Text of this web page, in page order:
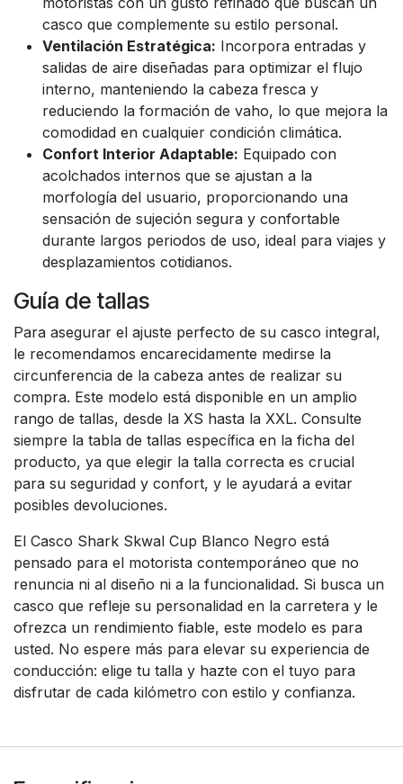
casco que complemente su estilo personal.
Ventilación Estratégica: Incorpora entradas y
salidas de aire diseñadas para optimizar el flujo
interno, manteniendo la cabeza fresca y
reduciendo la formación de vaho, lo que mejora la
comodidad en cualquier condición climática.
Confort Interior Adaptable: Equipado con
acolchados internos que se ajustan a la
morfología del usuario, proporcionando una
sensación de sujeción segura y confortable
durante largos periodos de uso, ideal para viajes y
desplazamientos cotidianos.
Guía de tallas
Para asegurar el ajuste perfecto de su casco integral,
le recomendamos encarecidamente medirse la
circunferencia de la cabeza antes de realizar su
compra. Este modelo está disponible en un amplio
rango de tallas, desde la XS hasta la XXL. Consulte
siempre la tabla de tallas específica en la ficha del
producto, ya que elegir la talla correcta es crucial
para su seguridad y confort, y le ayudará a evitar
posibles devoluciones.
El Casco Shark Skwal Cup Blanco Negro está
pensado para el motorista contemporáneo que no
renuncia ni al diseño ni a la funcionalidad. Si busca un
casco que refleje su personalidad en la carretera y le
ofrezca un rendimiento fiable, este modelo es para
usted. No espere más para elevar su experiencia de
conducción: elige tu talla y hazte con el tuyo para
disfrutar de cada kilómetro con estilo y confianza.